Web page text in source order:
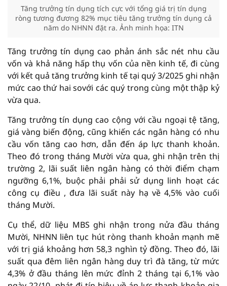
Tăng trưởng tín dụng tích cực với tổng giá trị tín dụng
ròng tương đương 82% mục tiêu tăng trưởng tín dụng cả
năm do NHNN đặt ra. Ảnh minh họa: ITN
Tăng trưởng tín dụng cao phản ánh sắc nét nhu cầu
vốn và khả năng hấp thụ vốn của nền kinh tế, đi cùng
với kết quả tăng trưởng kinh tế tại quý 3/2025 ghi nhận
mức cao thứ hai sovới các quý trong cùng một thập kỷ
vừa qua.
Tăng trưởng tín dụng cao cộng với cầu ngoại tệ tăng,
giá vàng biến động, cũng khiến các ngân hàng có nhu
cầu vốn tăng cao hơn, dẫn đến áp lực thanh khoản.
Theo đó trong tháng Mười vừa qua, ghi nhận trên thị
trường 2, lãi suất liên ngân hàng có thời điểm chạm
ngưỡng 6,1%, buộc phải phải sử dụng linh hoạt các
công cụ điều , đưa lãi suất này hạ về 4,5% vào cuối
tháng Mười.
Cụ thể, dữ liệu MBS ghi nhận trong nửa đầu tháng
Mười, NHNN liên tục hút ròng thanh khoản mạnh mẽ
với trị giá khoảng hơn 58,3 nghìn tỷ đồng. Theo đó, lãi
suất qua đêm liên ngân hàng duy trì đà tăng, từ mức
4,3% ở đầu tháng lên mức đỉnh 2 tháng tại 6,1% vào